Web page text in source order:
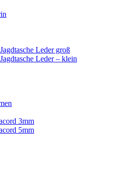
Leder groß
Leder – klein
3mm
5mm